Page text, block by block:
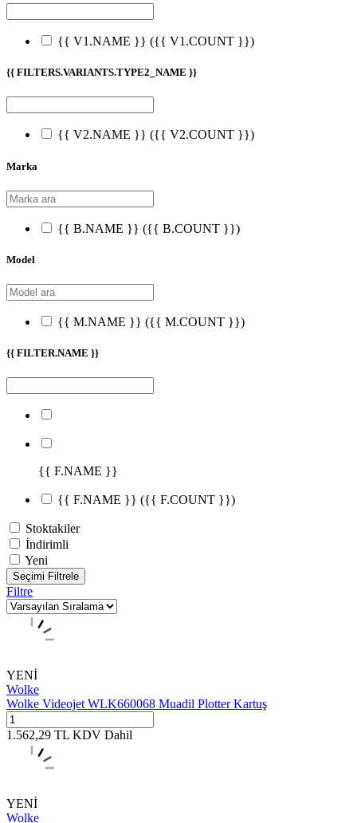
{{ V1.NAME }} ({{ V1.COUNT }})
{{ FILTERS.VARIANTS.TYPE2_NAME }}
{{ V2.NAME }} ({{ V2.COUNT }})
Marka
{{ B.NAME }} ({{ B.COUNT }})
Model
{{ M.NAME }} ({{ M.COUNT }})
{{ FILTER.NAME }}
{{ F.NAME }}
{{ F.NAME }} ({{ F.COUNT }})
Stoktakiler
İndirimli
Yeni
Seçimi Filtrele
Filtre
YENİ
Wolke
Wolke Videojet WLK660068 Muadil Plotter Kartuş
1.562,29 TL KDV Dahil
YENİ
Wolke